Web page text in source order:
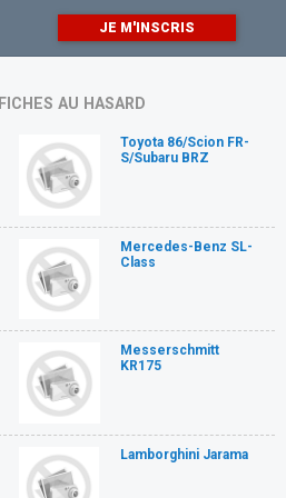
JE M'INSCRIS
FICHES AU HASARD
Toyota 86/Scion FR-
S/Subaru BRZ
Mercedes-Benz SL-
Class
Messerschmitt
KR175
Lamborghini Jarama